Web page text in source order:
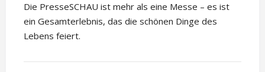
Die PresseSCHAU ist mehr als eine Messe – es ist
ein Gesamterlebnis, das die schönen Dinge des
Lebens feiert.